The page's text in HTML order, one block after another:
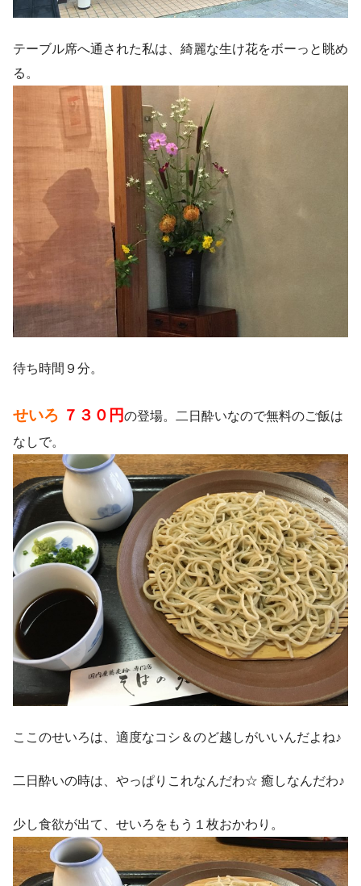
テーブル席へ通された私は、綺麗な生け花をボーっと眺め
る。
待ち時間９分。
せいろ ７３０円の登場。二日酔いなので無料のご飯は
なしで。
ここのせいろは、適度なコシ＆のど越しがいいんだよね♪
二日酔いの時は、やっぱりこれなんだわ☆ 癒しなんだわ♪
少し食欲が出て、せいろをもう１枚おかわり。